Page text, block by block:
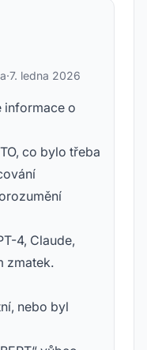
·7. ledna 2026
informace o
co bylo třeba
4, Claude,
zmatek.
nebo byl